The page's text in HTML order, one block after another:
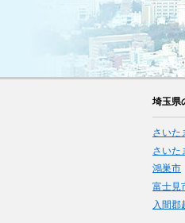
埼玉県
さいた
さいた
鴻巣市
富士見
入間郡